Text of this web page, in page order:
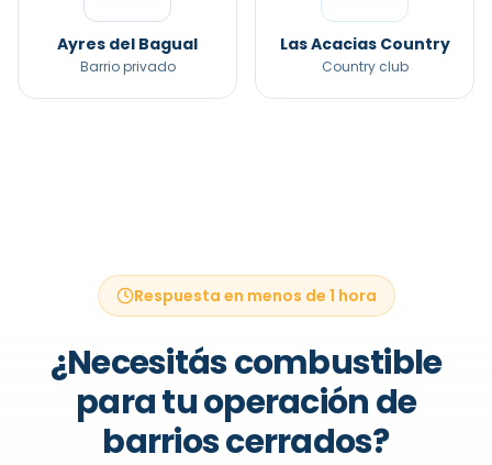
Ayres del Bagual
Barrio privado
Las Acacias Country
Country club
Respuesta en menos de 1 hora
¿Necesitás combustible
para tu operación de
barrios cerrados?